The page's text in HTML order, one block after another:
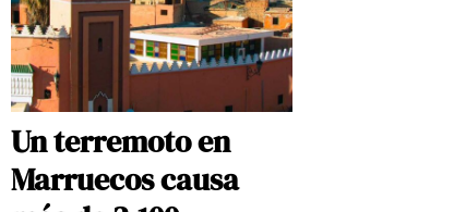
Un terremoto en
Marruecos causa